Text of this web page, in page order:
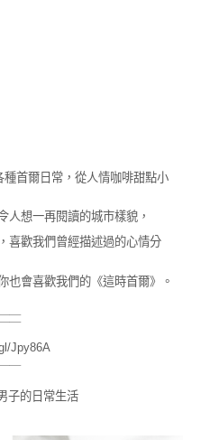
首爾日常， 從人情咖啡甜點小
人想一再閱讀的城市樣貌，
喜歡我們曾經描述過的心情分
也會喜歡我們的《這時首爾》。
Jpy86A
子的日常生活